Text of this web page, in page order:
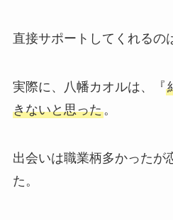
直接サポートしてくれるの
実際に、八幡カオルは、『
きないと思った。
出会いは職業柄多かったが
た。